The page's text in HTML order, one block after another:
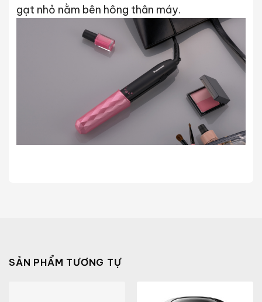
gạt nhỏ nằm bên hông thân máy.
SẢN PHẨM TƯƠNG TỰ